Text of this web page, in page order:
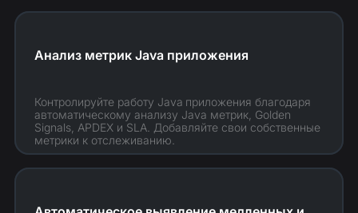
Анализ метрик Java приложения
Контролируйте работу Java приложения благодаря
автоматическому анализу Java метрик, Golden
Signals, APDEX и SLA. Добавляйте свои собственные
метрики к отслеживанию.